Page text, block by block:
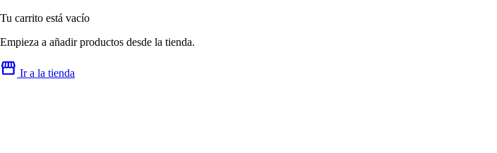
Tu carrito está vacío
Empieza a añadir productos desde la tienda.
storefront Ir a la tienda